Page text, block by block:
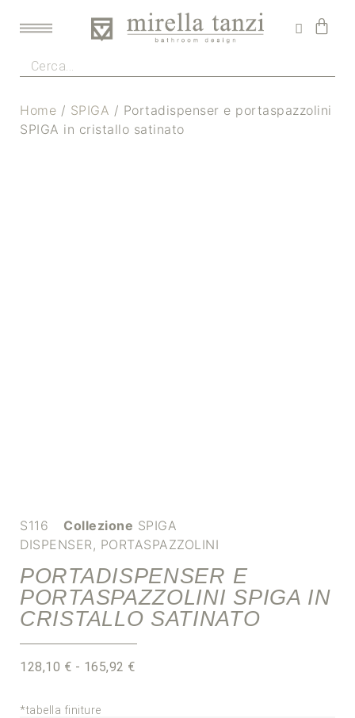
Home / SPIGA / Portadispenser e portaspazzolini
SPIGA in cristallo satinato
S116 Collezione SPIGA
DISPENSER, PORTASPAZZOLINI
PORTADISPENSER E
PORTASPAZZOLINI SPIGA IN
CRISTALLO SATINATO
128,10 € - 165,92 €
*tabella finiture